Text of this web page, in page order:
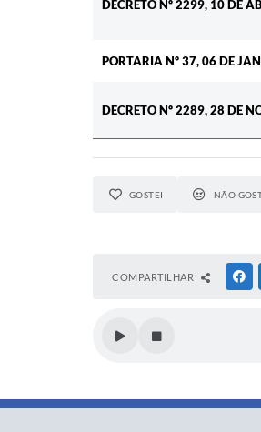
DECRETO Nº 2299, 10 DE
PORTARIA Nº 37, 06 DE
DECRETO Nº 2289, 28 DE
GOSTEI NÃO
COMPARTILHAR